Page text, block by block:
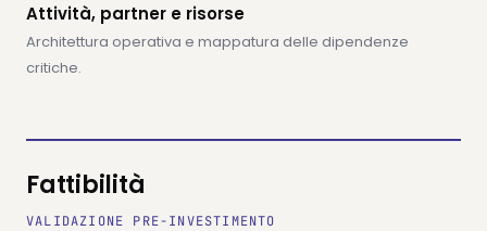
Attività, partner e risorse
Architettura operativa e mappatura delle dipendenze
critiche.
Fattibilità
VALIDAZIONE PRE-INVESTIMENTO